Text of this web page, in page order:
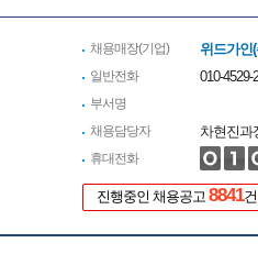
채용매장(기업) 위드가인(
일반전화 010-4529-
부서명
채용담당자
차현진과
휴대전화
진행중인 채용공고 8841건